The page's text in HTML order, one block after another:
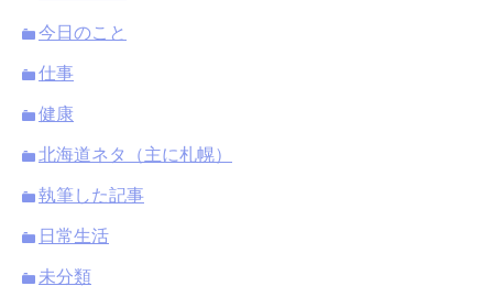
今日のこと
仕事
健康
北海道ネタ（主に札幌）
執筆した記事
日常生活
未分類